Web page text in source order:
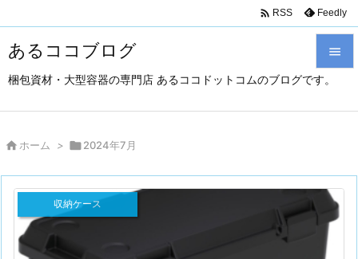
あるココブログ
梱包資材・大型容器の専門店 あるココドットコムのブログです。



次へ

 RSS Feedly
 ホーム > 2024年7月
収納ケース